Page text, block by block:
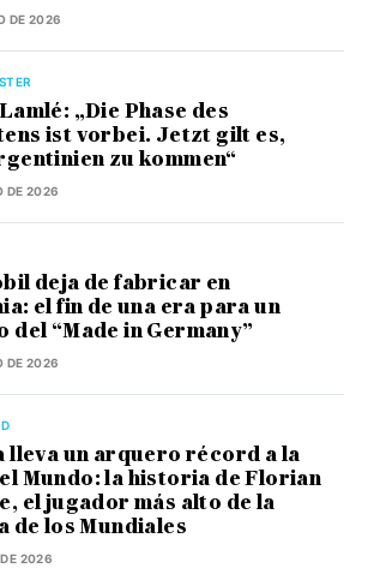
DE 2026
„Die Phase des
ist vorbei. Jetzt gilt es,
zu kommen“
DE 2026
deja de fabricar en
el fin de una era para un
del “Made in Germany”
DE 2026
lleva un arquero récord a la
Mundo: la historia de Florian
el jugador más alto de la
de los Mundiales
2026